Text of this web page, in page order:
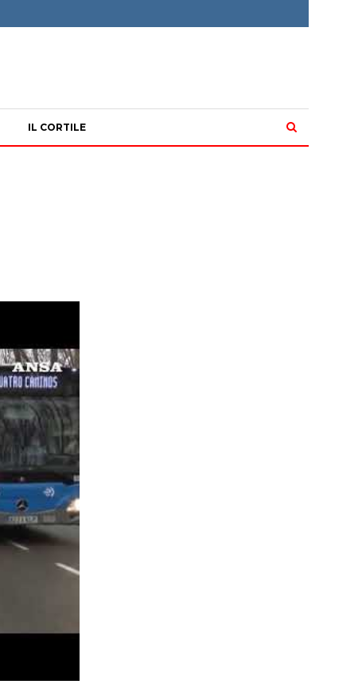
IL CORTILE